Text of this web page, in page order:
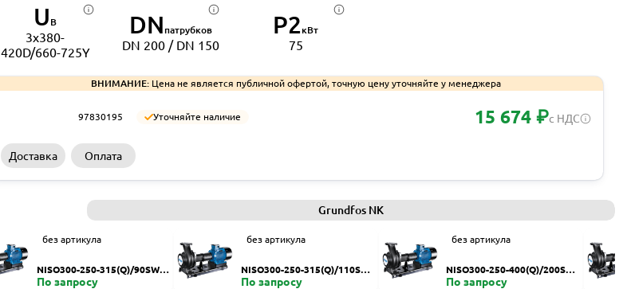
U В
3x380-
420D/660-725Y
DN патрубков
DN 200 / DN 150
P2кВт
75
ВНИМАНИЕ:Цена не является публичной офертой, точную цену уточняйте у менеджера
97830195 Уточняйте наличие 15 674 ₽с НДС
Доставка Оплата
Grundfos NK
без артикула
NISO300-250-315(Q)/90SWH
ZDI
По запросу
без артикула
NISO300-250-315(Q)/110SW
HZDI
По запросу
без артикула
NISO300-250-400(Q)/200SW
HZDI
По запросу